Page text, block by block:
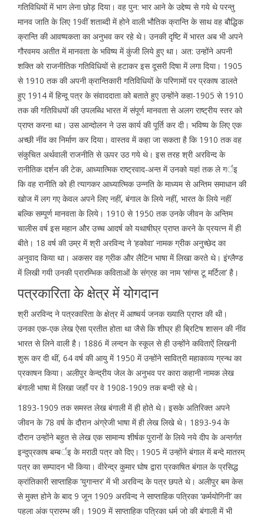
गतिविधियों में भाग लेना छोड़ दिया। वह पुन: भार आने के उद्देष्य से गये थे परन्तु
मानव जाति के लिए 19वीं शताब्दी में होने वाली भौतिक क्रान्ति के साथ वह बौद्धिक
क्रान्ति की आवष्यकता का अनुभव कर रहे थे। उनकी दृष्टि में भारत अब भी अपने
गौरवमय अतीत में मानवता के भविष्य में कुंजी लिये हुए था। अत: उन्होंने अपनी
शक्ति को राजनीतिक गतिविधियों से हटाकर इस दूसरी दिषा में लगा दिया। 1905
से 1910 तक की अपनी क्रान्तिकारी गतिविधियों के परिणामों पर प्रकाष डालते
हुए 1914 में हिन्दू पत्र के संवाददाता को बताते हुए उन्होंने कहा-1905 से 1910
तक की गतिविधयों की उपलब्धि भारत में संपूर्ण मानवता से अलग राष्ट्रीय स्तर को
प्राप्त करना था। उस आन्दोलन ने उस कार्य की पूर्ति कर दी। भविष्य के लिए एक
अच्छी नींव का निर्माण कर दिया। वास्तव में कहा जा सकता है कि 1910 तक वह
संकुचित अर्थवाली राजनीति से ऊपर उठ गये थे। इस तरह श्री अरविन्द के
रानीतिक दर्शन की टेक, आध्यात्मिक राष्ट्रवाद-अन्त में उनको यहां तक ले गर्इ
कि वह रानीति को ही त्यागकर आध्यात्मिक उन्नति के माध्यम से अन्तिम समाधान की
खोज में लग गए केवल अपने लिए नहीं, बंगाल के लिये नहीं, भारत के लिये नहीं
बल्कि सम्पूर्ण मानवता के लिये। 1910 से 1950 तक उनके जीवन के अन्तिम
चालीस वर्ष इस महान और उच्च आदर्ष को यथाषीघ्र प्राप्त करने के प्रयत्न में ही
बीते। 18 वर्ष की उम्र में श्री अरविन्द ने ‘हकोवा’ नामक ग्रीक अनुच्छेद का
अनुवाद किया था। अकसर वह ग्रीक और लैटिन भाषा में लिखा करते थे। इंग्लैण्ड
में लिखी गयी उनकी प्रारम्भिक कविताओं के संग्रह का नाम ‘सांग्स टू मर्टिला’ है।
पत्रकारिता के क्षेत्र में योगदान
श्री अरविन्द ने पत्रकारिता के क्षेत्र में आष्चर्य जनक ख्याति प्राप्त की थी।
उनका एक-एक लेख ऐसा प्रतीत होता था जैसे कि शीघ्र ही ब्रिटिष शासन की नींव
भारत से लिने वाली है। 1886 में लन्दन के स्कूल से ही उन्होंने कविताऐं लिखनी
शुरू कर दी थीं, 64 वर्ष की आयु में 1950 में उन्होंने सावित्री महाकाव्य ग्रन्थ का
प्रकाषन किया। अलीपुर केन्द्रीय जेल के अनुभव पर कारा कहानी नामक लेख
बंगाली भाषा में लिखा जहाँ पर वे 1908-1909 तक बन्दी रहे थे।
1893-1909 तक समस्त लेख बंगाली में ही होते थे। इसके अतिरिक्त अपने
जीवन के 78 वर्ष के दौरान अंग्रेजी भाषा में ही लेख लिखे थे। 1893-94 के
दौरान उन्होंने बहुत से लेख एक सामान्य शीर्षक पुरानों के लिये नये दीप के अन्तर्गत
इन्दुप्रकाष बम्बर्इ के मराठी पत्र को दिए। 1905 में उन्होंने बंगाल में बन्दे मातरम्
पत्र का सम्पादन भी किया। वीरेन्द्र कुमार घोष द्वारा प्रकाषित बंगाल के प्रसिद्ध
क्रांतिकारी साप्ताहिक ‘युगान्तर’ में भी अरविन्द के पत्र छपते थे। अलीपुर बम केस
से मुक्त होने के बाद 9 जून 1909 अरविन्द ने साप्ताहिक पत्रिका ‘कर्मयोगिनी’ का
पहला अंक प्रारम्भ की। 1909 में साप्ताहिक पत्रिका धर्म जो की बंगाली में भी